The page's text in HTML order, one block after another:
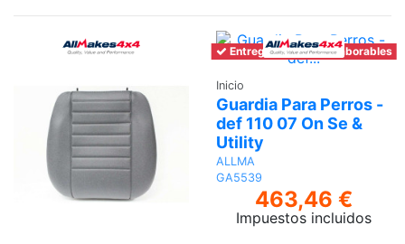
Entrega en 6-7 días laborables
Inicio
Guardia Para Perros -
def 110 07 On Se &
Utility
ALLMA
GA5539
463,46 €
Impuestos incluidos